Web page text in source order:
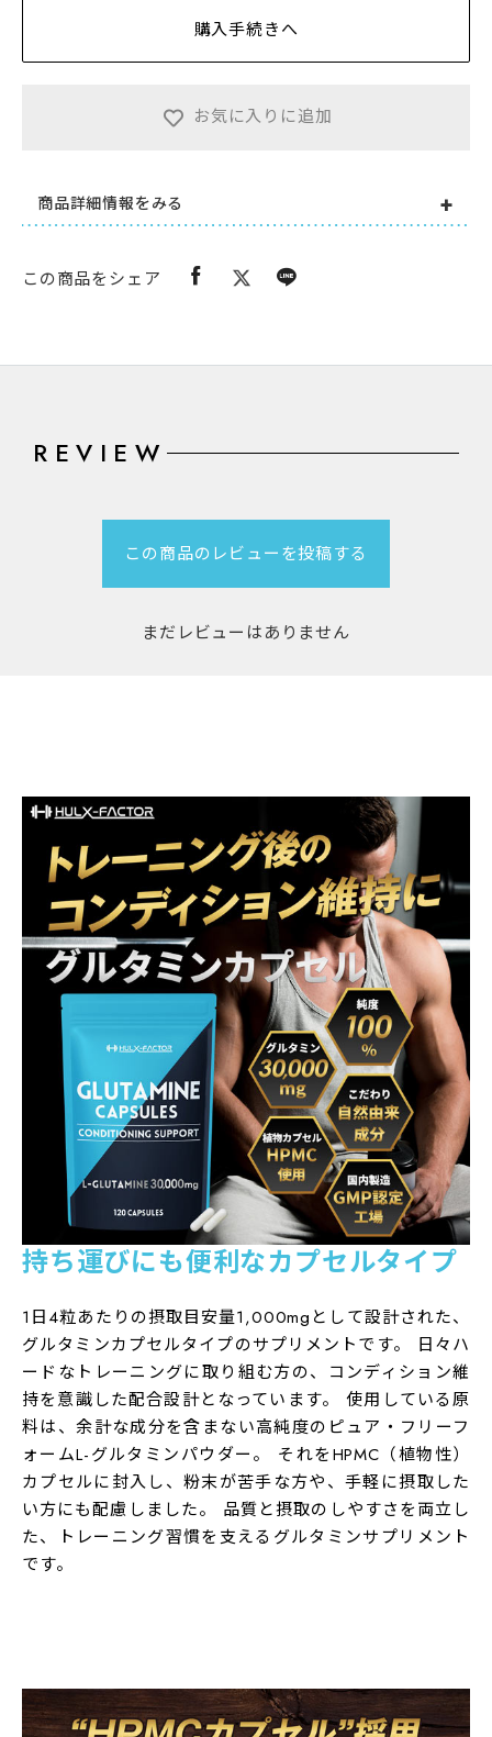
購入手続きへ
お気に入りに追加
商品詳細情報をみる
商品名
ハルクファクター グルタミン カプセル
区分
内容量
48.84g（407mg×120粒）×3袋
原材料名
デキストリン（国内製造）／L-グルタミン、HPMC、ステ
アリン酸カルシウム
お召し上がり方
1日4粒を目安に水やぬるま湯などと一緒にお召し上がり
ください。
塩相当量：0.001g
摂取上の注意
この商品をシェア
REVIEW
この商品のレビューを投稿する
まだレビューはありません
持ち運びにも便利なカプセルタイプ
1日4粒あたりの摂取目安量1,000mgとして設計された、
グルタミンカプセルタイプのサプリメントです。 日々ハ
ードなトレーニングに取り組む方の、コンディション維
持を意識した配合設計となっています。 使用している原
料は、余計な成分を含まない高純度のピュア・フリーフ
ォームL-グルタミンパウダー。 それをHPMC（植物性）
カプセルに封入し、粉末が苦手な方や、手軽に摂取した
い方にも配慮しました。 品質と摂取のしやすさを両立し
た、トレーニング習慣を支えるグルタミンサプリメント
です。